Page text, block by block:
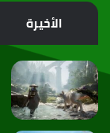
الأخيرة